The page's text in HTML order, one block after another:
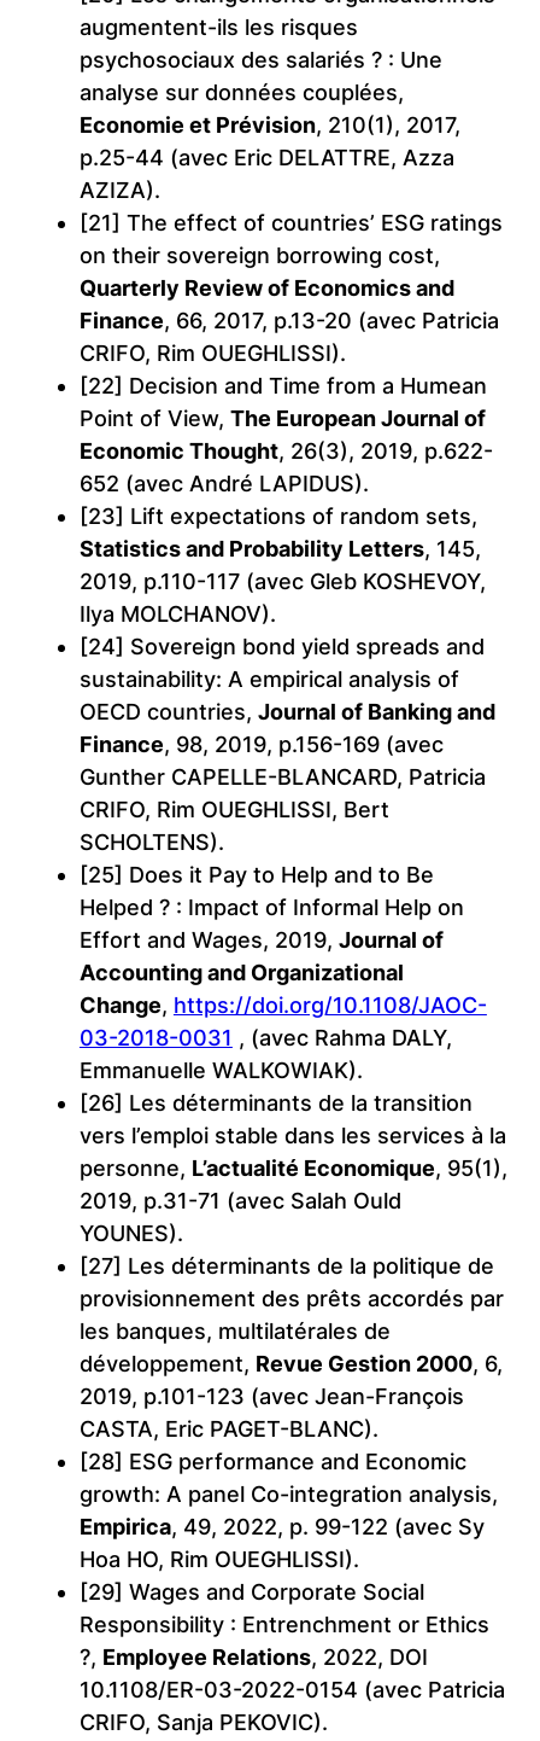
augmentent-ils les risques
psychosociaux des salariés ? : Une
analyse sur données couplées,
Economie et Prévision, 210(1), 2017,
p.25-44 (avec Eric DELATTRE, Azza
AZIZA).
[21] The effect of countries’ ESG ratings
on their sovereign borrowing cost,
Quarterly Review of Economics and
Finance, 66, 2017, p.13-20 (avec Patricia
CRIFO, Rim OUEGHLISSI).
[22] Decision and Time from a Humean
Point of View, The European Journal of
Economic Thought, 26(3), 2019, p.622-
652 (avec André LAPIDUS).
[23] Lift expectations of random sets,
Statistics and Probability Letters, 145,
2019, p.110-117 (avec Gleb KOSHEVOY,
Ilya MOLCHANOV).
[24] Sovereign bond yield spreads and
sustainability: A empirical analysis of
OECD countries, Journal of Banking and
Finance, 98, 2019, p.156-169 (avec
Gunther CAPELLE-BLANCARD, Patricia
CRIFO, Rim OUEGHLISSI, Bert
SCHOLTENS).
[25] Does it Pay to Help and to Be
Helped ? : Impact of Informal Help on
Effort and Wages, 2019, Journal of
Accounting and Organizational
Change, https://doi.org/10.1108/JAOC-
03-2018-0031 , (avec Rahma DALY,
Emmanuelle WALKOWIAK).
[26] Les déterminants de la transition
vers l’emploi stable dans les services à la
personne, L’actualité Economique, 95(1),
2019, p.31-71 (avec Salah Ould
YOUNES).
[27] Les déterminants de la politique de
provisionnement des prêts accordés par
les banques, multilatérales de
développement, Revue Gestion 2000, 6,
2019, p.101-123 (avec Jean-François
CASTA, Eric PAGET-BLANC).
[28] ESG performance and Economic
growth: A panel Co-integration analysis,
Empirica, 49, 2022, p. 99-122 (avec Sy
Hoa HO, Rim OUEGHLISSI).
[29] Wages and Corporate Social
Responsibility : Entrenchment or Ethics
?, Employee Relations, 2022, DOI
10.1108/ER-03-2022-0154 (avec Patricia
CRIFO, Sanja PEKOVIC).